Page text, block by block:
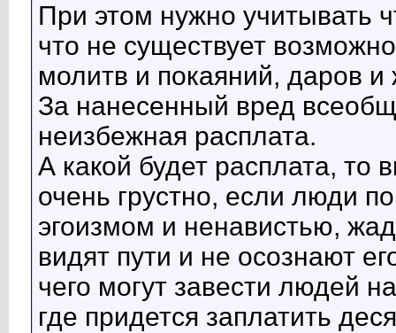
При этом нужно учитывать
что не существует
молитв и покаяний, даров
За нанесенный вред
неизбежная расплата.
А какой будет расплата,
очень грустно, если люди
эгоизмом и ненавистью,
видят пути и не осознают
чего могут завести людей
где придется заплатить